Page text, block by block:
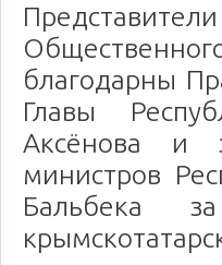
благодарны
Главы
Аксёнова и
министров
Бальбека